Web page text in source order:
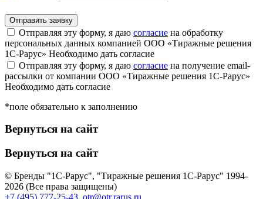
Отправляя эту форму, я даю согласие на обработку
персональных данных компанией ООО «Тиражные решения
1С-Рарус» Необходимо дать согласие
Отправляя эту форму, я даю согласие на получение email-
рассылки от компании ООО «Тиражные решения 1С-Рарус»
Необходимо дать согласие
*поле обязательно к заполнению
Вернуться на сайт
Вернуться на сайт
© Бренды "1С-Рарус", "Тиражные решения 1С-Рарус" 1994-
2026 (Все права защищены)
+7 (495) 777-25-43 otr@otr.rarus.ru